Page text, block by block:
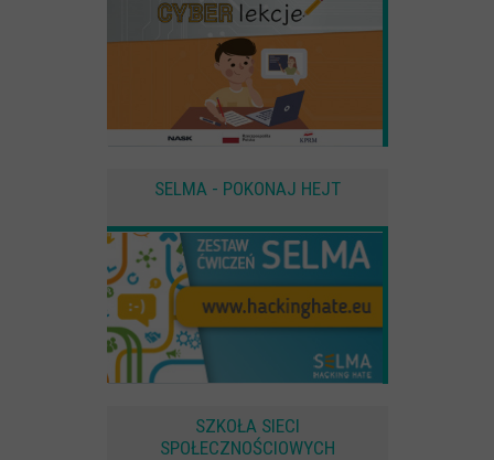
SELMA - POKONAJ HEJT
SZKOŁA SIECI
SPOŁECZNOŚCIOWYCH